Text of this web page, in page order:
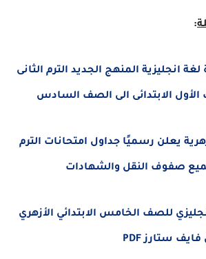
:
انجليزية المنهج الجديد الترم الثانى
يعلن رسميًا جداول امتحانات الترم
للصف الخامس الابتدائي الأزهري